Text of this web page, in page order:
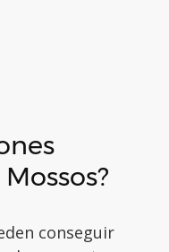
conseguir